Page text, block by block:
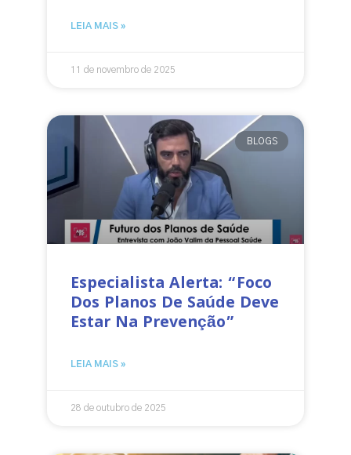
LEIA MAIS »
11 de novembro de 2025
BLOGS
Especialista Alerta: “Foco
Dos Planos De Saúde Deve
Estar Na Prevenção”
LEIA MAIS »
28 de outubro de 2025